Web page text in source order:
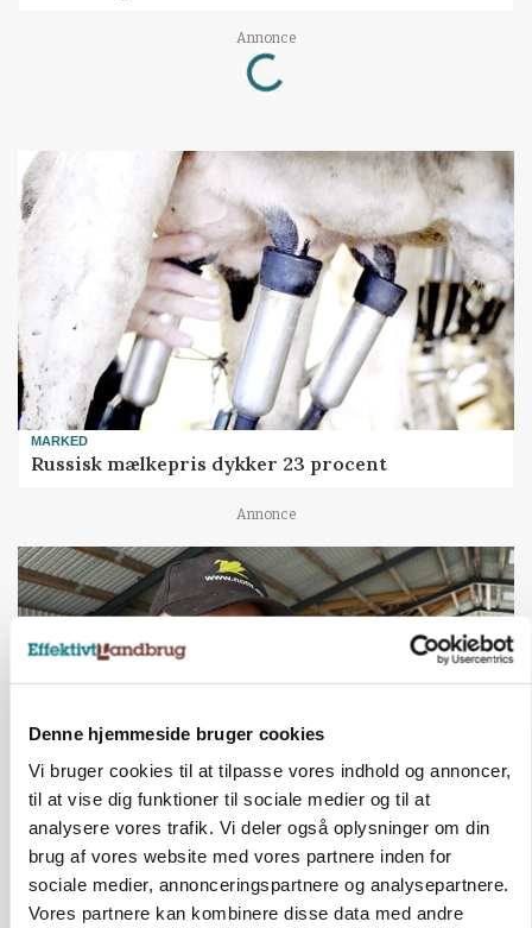
Denne hjemmeside bruger cookies
Vi bruger cookies til at tilpasse vores indhold og annoncer,
til at vise dig funktioner til sociale medier og til at
analysere vores trafik. Vi deler også oplysninger om din
brug af vores website med vores partnere inden for
sociale medier, annonceringspartnere og analysepartnere.
Vores partnere kan kombinere disse data med andre
Annonce
Loading...
MARKED
Russisk mælkepris dykker 23 procent
Annonce
POLITIK
»Nu stopper I«: Landbrugsdebattør og
protestgruppe vil demonstrere mod ny
gødskningslov